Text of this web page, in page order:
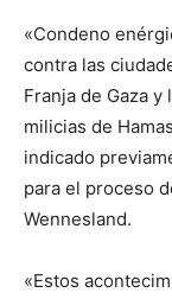
«Condeno
contra las
Franja de Gaza
milicias de
indicado
para el proceso
Wennesland.
«Estos